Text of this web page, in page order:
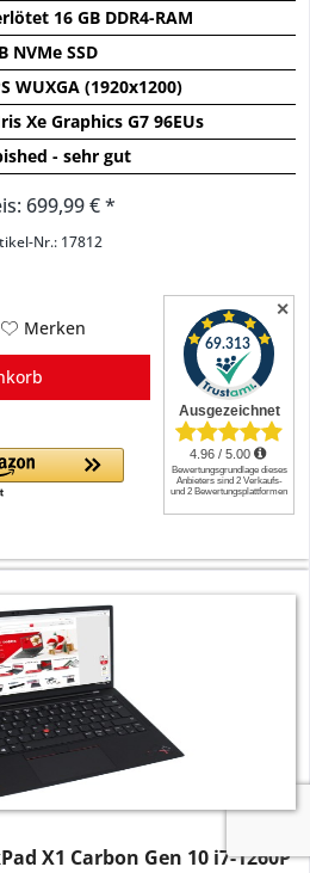
16 GB DDR4-RAM
NVMe SSD
WUXGA (1920x1200)
Xe Graphics G7 96EUs
- sehr gut
699,99 € *
Nr.: 17812
Merken
X1 Carbon Gen 10 i7-1260P
✕